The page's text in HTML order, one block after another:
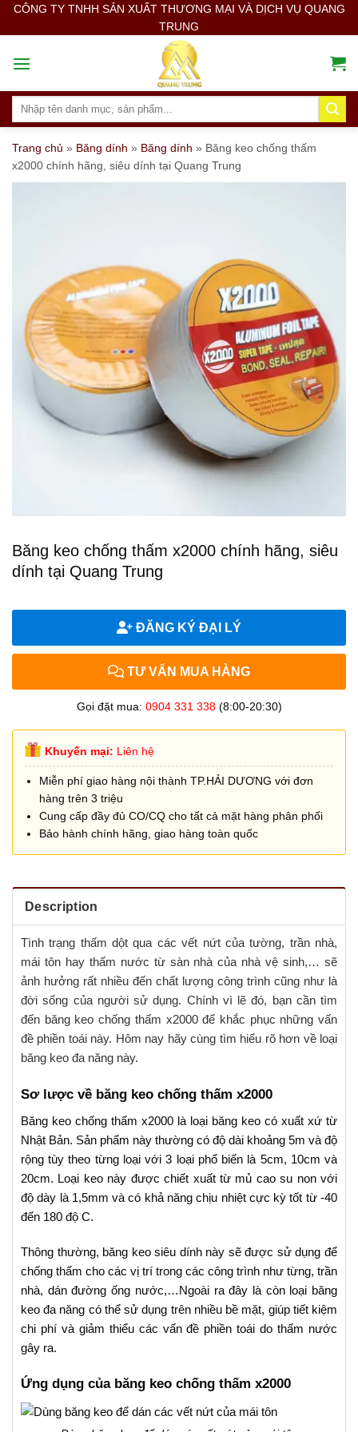
SkipCÔNG TY TNHH SẢN XUẤT THƯƠNG MẠI VÀ DỊCH VỤ QUANG
TRUNG
Search
Trang chủ » Băng dính » Băng dính » Băng keo chống thấm
x2000 chính hãng, siêu dính tại Quang Trung
Băng keo chống thấm x2000 chính hãng, siêu
dính tại Quang Trung
ĐĂNG KÝ ĐẠI LÝ
TƯ VẤN MUA HÀNG
Gọi đặt mua: 0904 331 338(8:00-20:30)
Khuyến mại: Liên hệ
Miễn phí giao hàng nội thành TP.HẢI DƯƠNG với đơn
hàng trên 3 triệu
Cung cấp đầy đủ CO/CQ cho tất cả mặt hàng phân phối
Bảo hành chính hãng, giao hàng toàn quốc
Description
Tình trạng thấm dột qua các vết nứt của tường, trần nhà,
mái tôn hay thấm nước từ sàn nhà của nhà vệ sinh,… sẽ
ảnh hưởng rất nhiều đến chất lượng công trình cũng như là
đời sống của người sử dụng. Chính vì lẽ đó, bạn cần tìm
đến băng keo chống thấm x2000 để khắc phục những vấn
đề phiền toái này. Hôm nay hãy cùng tìm hiểu rõ hơn về loại
băng keo đa năng này.
Sơ lược về băng keo chống thấm x2000
Băng keo chống thấm x2000 là loại băng keo có xuất xứ từ
Nhật Bản. Sản phẩm này thường có độ dài khoảng 5m và độ
rộng tùy theo từng loại với 3 loại phổ biến là 5cm, 10cm và
20cm. Loại keo này được chiết xuất từ mủ cao su non với
độ dày là 1,5mm và có khả năng chịu nhiệt cực kỳ tốt từ -40
đến 180 độ C.
Thông thường, băng keo siêu dính này sẽ được sử dụng để
chống thấm cho các vị trí trong các công trình như từng, trần
nhà, dán đường ống nước,…Ngoài ra đây là còn loại băng
keo đa năng có thể sử dụng trên nhiều bề mặt, giúp tiết kiệm
chi phí và giảm thiểu các vấn đề phiền toái do thấm nước
gây ra.
Ứng dụng của băng keo chống thấm x2000